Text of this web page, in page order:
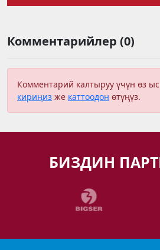
Комментарийлер (0)
Комментарий калтыруу үчүн өз
кириңиз же каттоодон өтүңүз.
БИЗДИН